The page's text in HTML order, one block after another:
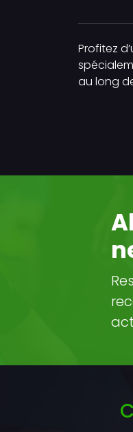
Profitez
au long